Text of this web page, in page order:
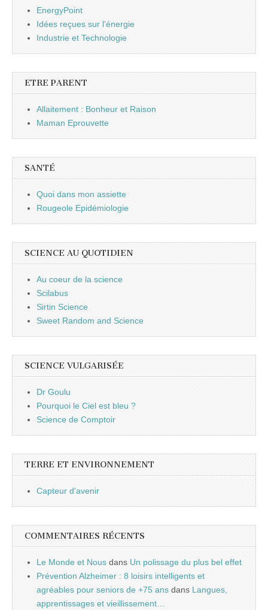
EnergyPoint
Idées reçues sur l'énergie
Industrie et Technologie
ETRE PARENT
Allaitement : Bonheur et Raison
Maman Eprouvette
SANTÉ
Quoi dans mon assiette
Rougeole Epidémiologie
SCIENCE AU QUOTIDIEN
Au coeur de la science
Scilabus
Sirtin Science
Sweet Random and Science
SCIENCE VULGARISÉE
Dr Goulu
Pourquoi le Ciel est bleu ?
Science de Comptoir
TERRE ET ENVIRONNEMENT
Capteur d'avenir
COMMENTAIRES RÉCENTS
Le Monde et Nous dans Un polissage du plus bel effet
Prévention Alzheimer : 8 loisirs intelligents et
agréables pour seniors de +75 ans dans Langues,
apprentissages et vieillissement…